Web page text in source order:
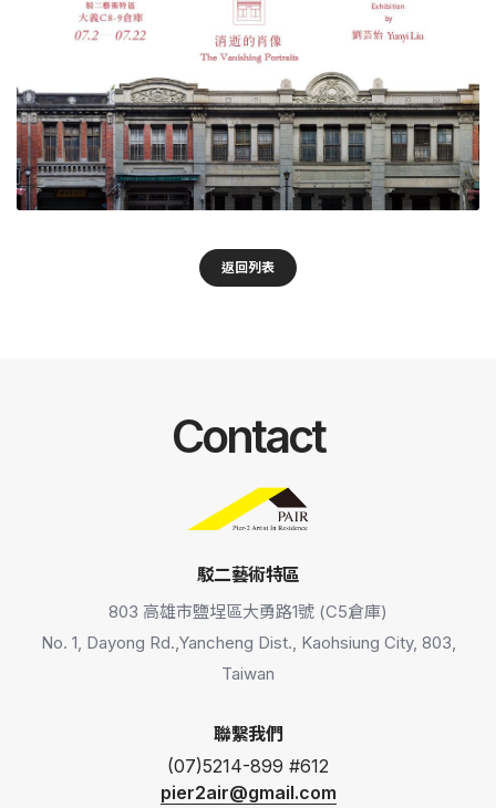
返回列表
Contact
駁二藝術特區
803 高雄市鹽埕區大勇路1號 (C5倉庫)
No. 1, Dayong Rd.,Yancheng Dist., Kaohsiung City, 803,
Taiwan
聯繫我們
(07)5214-899 #612
pier2air@gmail.com